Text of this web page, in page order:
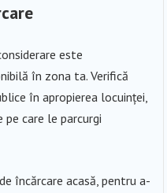
este
în zona ta. Verifică
în apropierea locuinței,
care le parcurgi
încărcare acasă, pentru a-